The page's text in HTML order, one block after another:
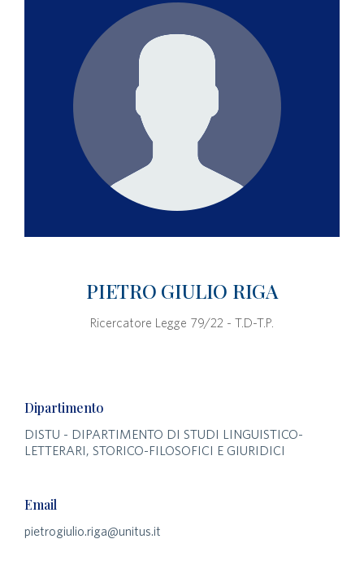
PIETRO GIULIO RIGA
Ricercatore Legge 79/22 - T.D-T.P.
Dipartimento
DISTU - DIPARTIMENTO DI STUDI LINGUISTICO-
LETTERARI, STORICO-FILOSOFICI E GIURIDICI
Email
pietrogiulio.riga@unitus.it